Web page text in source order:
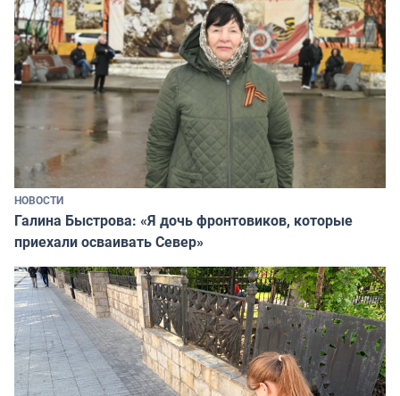
НОВОСТИ
Галина Быстрова: «Я дочь фронтовиков, которые
приехали осваивать Север»